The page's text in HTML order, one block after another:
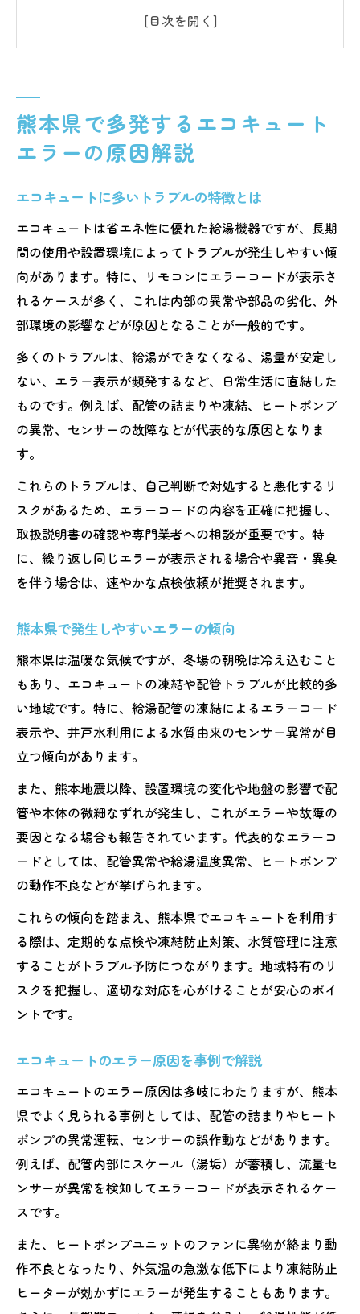
熊本県で発生しやすいエラーの傾向
エコキュートのエラーコードを安全に確認する
手順
順
リモコン表示から異常を見極めるポイント
エコキュートの安全な電源操作の方法
取扱説明書を活用したエラー確認術
確認時に注意すべきエコキュートの注意点
代表的なエコキュート故障の兆候とは何か
エコキュート故障時の主な症状を把握しよ
う
給湯が不安定な時のチェックポイント
異音や異常振動が示す故障のサイン
湯温の低下が表すエコキュートの不具合
放置NGのエラーコードにどう対応すべきか
放置厳禁なエコキュートエラーのリスク
エラーコード放置時に起こる二次被害
適切な対処でエコキュートを長持ちさせる
自己判断を避けたいエラー発生時の注意点
各メーカー別エコキュートエラー解決法まとめ
主要メーカーごとのエラー傾向と特徴
三菱電機エコキュートの主なエラー対策
コロナ製エコキュートのエラーH28解説
タカラスタンダードのエラーC233対処法
シャープ製エコキュートの故障時対応方法
修理か交換か悩む時のポイントを紹介
エコキュート修理と交換の判断基準とは
エラー内容別おすすめ対応方法を紹介
保証期間内のエコキュート対応法
長期的視点で見る買い替えタイミング
熊本県で多発するエコキュート
エラーの原因解説
エコキュートに多いトラブルの特徴とは
エコキュートは省エネ性に優れた給湯機器ですが、長期
間の使用や設置環境によってトラブルが発生しやすい傾
向があります。特に、リモコンにエラーコードが表示さ
れるケースが多く、これは内部の異常や部品の劣化、外
部環境の影響などが原因となることが一般的です。
多くのトラブルは、給湯ができなくなる、湯量が安定し
ない、エラー表示が頻発するなど、日常生活に直結した
ものです。例えば、配管の詰まりや凍結、ヒートポンプ
の異常、センサーの故障などが代表的な原因となりま
す。
これらのトラブルは、自己判断で対処すると悪化するリ
スクがあるため、エラーコードの内容を正確に把握し、
取扱説明書の確認や専門業者への相談が重要です。特
に、繰り返し同じエラーが表示される場合や異音・異臭
を伴う場合は、速やかな点検依頼が推奨されます。
熊本県で発生しやすいエラーの傾向
熊本県は温暖な気候ですが、冬場の朝晩は冷え込むこと
もあり、エコキュートの凍結や配管トラブルが比較的多
い地域です。特に、給湯配管の凍結によるエラーコード
表示や、井戸水利用による水質由来のセンサー異常が目
立つ傾向があります。
また、熊本地震以降、設置環境の変化や地盤の影響で配
管や本体の微細なずれが発生し、これがエラーや故障の
要因となる場合も報告されています。代表的なエラーコ
ードとしては、配管異常や給湯温度異常、ヒートポンプ
の動作不良などが挙げられます。
これらの傾向を踏まえ、熊本県でエコキュートを利用す
る際は、定期的な点検や凍結防止対策、水質管理に注意
することがトラブル予防につながります。地域特有のリ
スクを把握し、適切な対応を心がけることが安心のポイ
ントです。
エコキュートのエラー原因を事例で解説
エコキュートのエラー原因は多岐にわたりますが、熊本
県でよく見られる事例としては、配管の詰まりやヒート
ポンプの異常運転、センサーの誤作動などがあります。
例えば、配管内部にスケール（湯垢）が蓄積し、流量セ
ンサーが異常を検知してエラーコードが表示されるケー
スです。
また、ヒートポンプユニットのファンに異物が絡まり動
作不良となったり、外気温の急激な低下により凍結防止
ヒーターが効かずにエラーが発生することもあります。